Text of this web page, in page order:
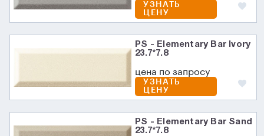
УЗНАТЬ
ЦЕНУ
PS - Elementary Bar Ivory
23.7*7.8
цена по запросу
УЗНАТЬ
ЦЕНУ
PS - Elementary Bar Sand
23.7*7.8